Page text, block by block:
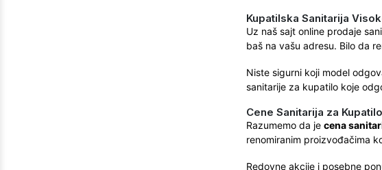
Kupatilska Sanitarija
Uz naš sajt online prodaje
baš na vašu adresu. Bilo da
Niste sigurni koji model
sanitarije za kupatilo koje
Cene Sanitarija za
Razumemo da je cena
renomiranim proizvođačima
Redovne akcije i posebne